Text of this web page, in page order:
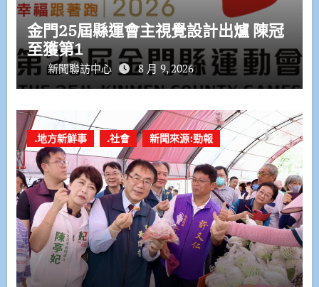
金門25屆縣運會主視覺設計出爐 陳冠
至獲第1
新聞聯訪中心 8 月 9, 2026
.地方新鮮事 .社會 新聞來源:勁報